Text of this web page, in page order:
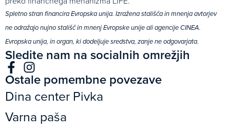
Spletno stran financira Evropska unija. Izražena stališča in mnenja avtorjev
ne odražajo nujno stališč in mnenj Evropske unije ali agencije CINEA.
Evropska unija, in organ, ki dodeljuje sredstva, zanje ne odgovarjata.
Sledite nam na socialnih omrežjih
Ostale pomembne povezave
Dina center Pivka
Varna paša